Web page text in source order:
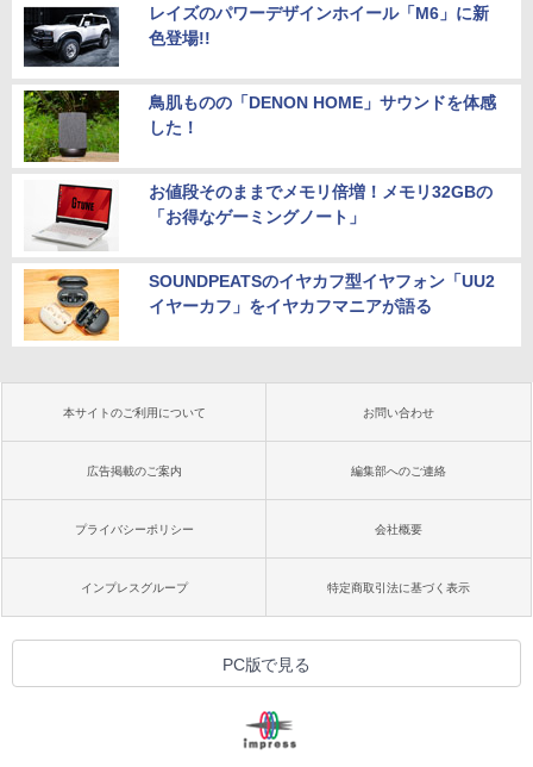
レイズのパワーデザインホイール「M6」に新
色登場!!
鳥肌ものの「DENON HOME」サウンドを体感
した！
お値段そのままでメモリ倍増！メモリ32GBの
「お得なゲーミングノート」
SOUNDPEATSのイヤカフ型イヤフォン「UU2
イヤーカフ」をイヤカフマニアが語る
本サイトのご利用について お問い合わせ
広告掲載のご案内 編集部へのご連絡
プライバシーポリシー 会社概要
インプレスグループ 特定商取引法に基づく表示
PC版で見る